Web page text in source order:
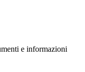
e informazioni